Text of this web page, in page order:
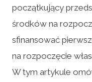
początkujący
środków na
sfinansować
na rozpoczęcie
W tym artykule